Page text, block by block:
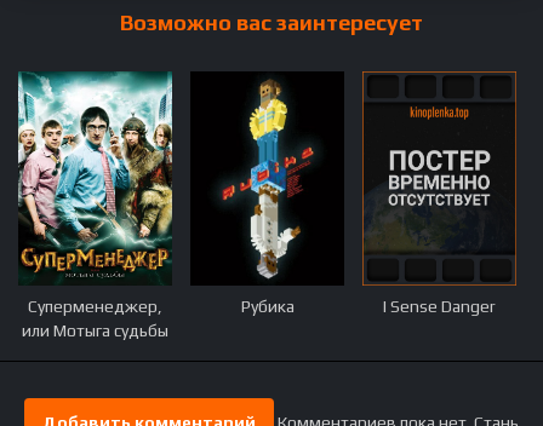
Возможно вас заинтересует
Суперменеджер,
или Мотыга судьбы
Рубика I Sense Danger